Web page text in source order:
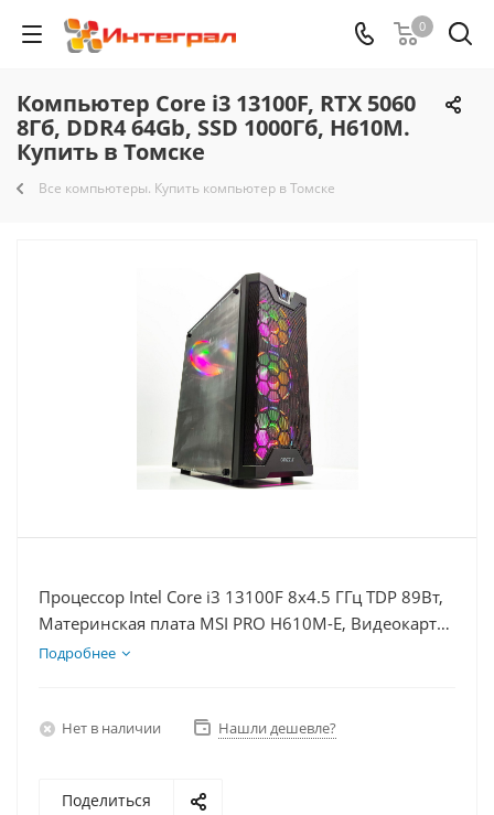
0
Компьютер Core i3 13100F, RTX 5060
8Гб, DDR4 64Gb, SSD 1000Гб, H610M.
Купить в Томске
Все компьютеры. Купить компьютер в Томске
Процессор Intel Core i3 13100F 8x4.5 ГГц TDP 89Вт,
Материнская плата MSI PRO H610M-E, Видеокарта
RTX 5060 8Гб, Память DDR4 64Gb, Диски SSD
Подробнее
Нет в наличии Нашли дешевле?
Поделиться